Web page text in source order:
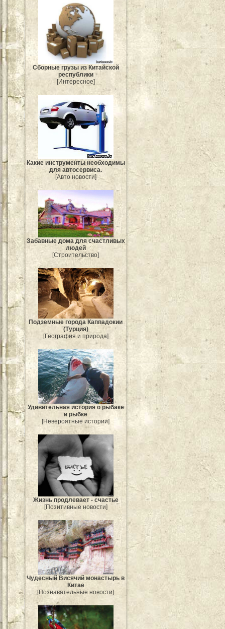
Сборные грузы из Китайской
республики
[Интересное]
Какие инструменты необходимы
для автосервиса.
[Авто новости]
Забавные дома для счастливых
людей
[Строительство]
Подземные города Каппадокии
(Турция)
[География и природа]
Удивительная история о рыбаке
и рыбке
[Невероятные истории]
Жизнь продлевает - счастье
[Позитивные новости]
Чудесный Висячий монастырь в
Китае
[Познавательные новости]